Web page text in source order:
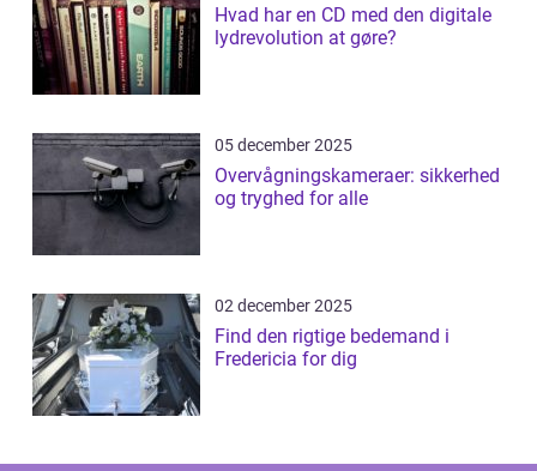
Hvad har en CD med den digitale
lydrevolution at gøre?
05 december 2025
Overvågningskameraer: sikkerhed
og tryghed for alle
02 december 2025
Find den rigtige bedemand i
Fredericia for dig